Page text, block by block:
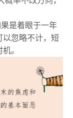
是着眼于一年
以忽略不计，短
。